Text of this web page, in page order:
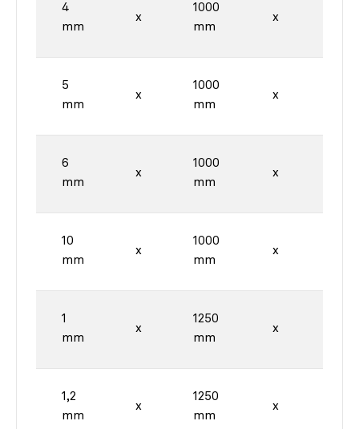
4
mm
x
1000
mm
x
5
mm
x
1000
mm
x
6
mm
x
1000
mm
x
10
mm
x
1000
mm
x
1
mm
x
1250
mm
x
1,2
mm
x
1250
mm
x